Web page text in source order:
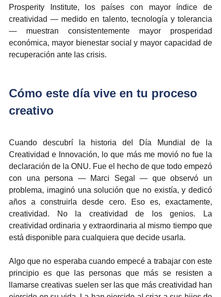
Prosperity Institute, los países con mayor índice de
creatividad — medido en talento, tecnología y tolerancia
— muestran consistentemente mayor prosperidad
económica, mayor bienestar social y mayor capacidad de
recuperación ante las crisis.
Cómo este día vive en tu proceso
creativo
Cuando descubrí la historia del Día Mundial de la
Creatividad e Innovación, lo que más me movió no fue la
declaración de la ONU. Fue el hecho de que todo empezó
con una persona — Marci Segal — que observó un
problema, imaginó una solución que no existía, y dedicó
años a construirla desde cero. Eso es, exactamente,
creatividad. No la creatividad de los genios. La
creatividad ordinaria y extraordinaria al mismo tiempo que
está disponible para cualquiera que decide usarla.
Algo que no esperaba cuando empecé a trabajar con este
principio es que las personas que más se resisten a
llamarse creativas suelen ser las que más creatividad han